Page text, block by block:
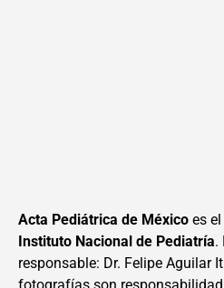
Acta Pediátrica de México es
Instituto Nacional de Pediatría.
responsable: Dr. Felipe Aguilar
fotografías son